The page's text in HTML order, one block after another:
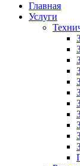
Главная
Услуги